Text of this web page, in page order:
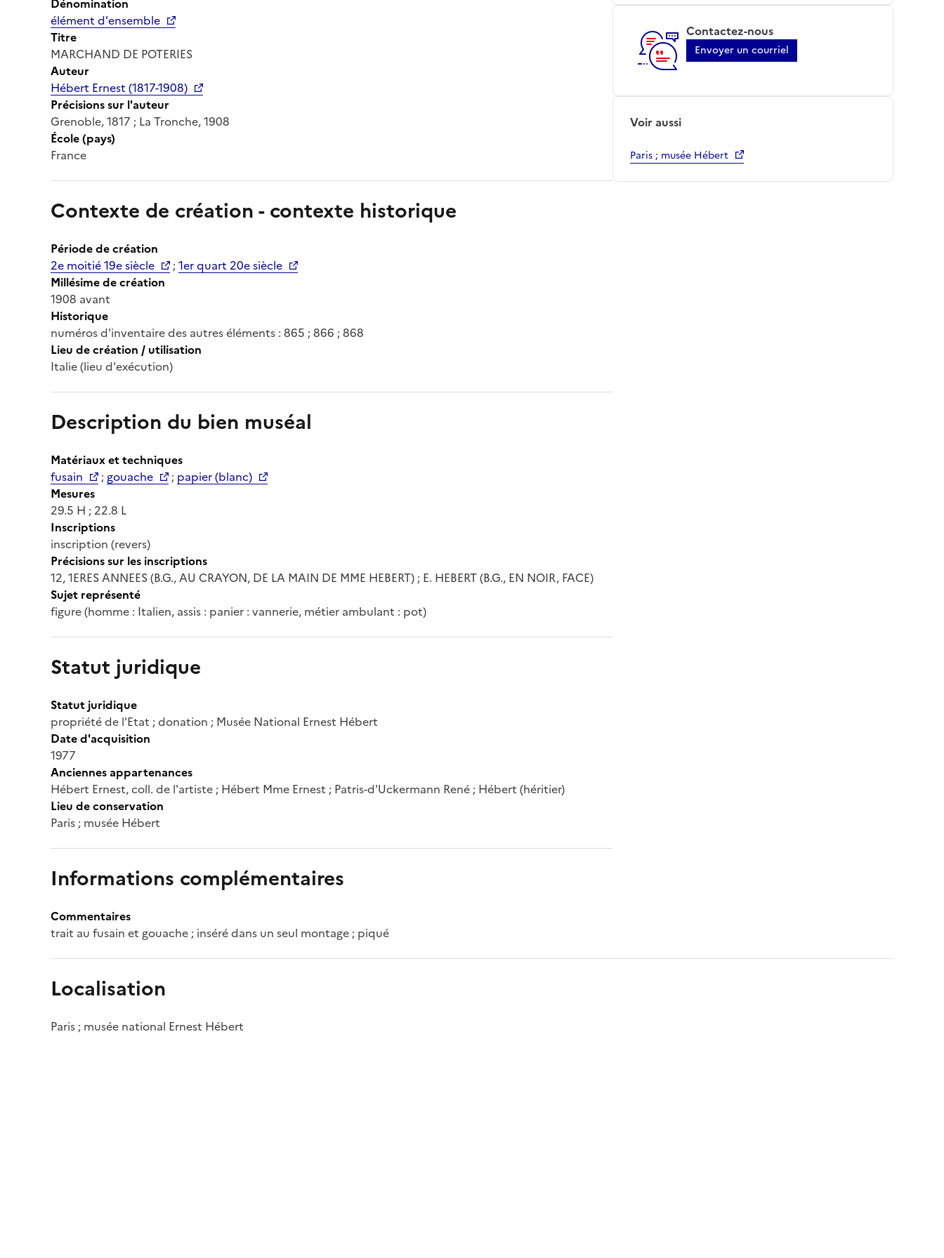
élément d'ensemble
Titre
MARCHAND DE POTERIES
Auteur
Hébert Ernest (1817-1908)
Précisions sur l'auteur
Grenoble, 1817 ; La Tronche, 1908
École (pays)
France
Contexte de création - contexte historique
Période de création
2e moitié 19e siècle
;1er quart 20e siècle
Millésime de création
1908 avant
Historique
numéros d'inventaire des autres éléments : 865 ; 866 ; 868
Lieu de création / utilisation
Italie (lieu d'exécution)
Description du bien muséal
Matériaux et techniques
fusain
; gouache ; papier (blanc)
Mesures
29.5 H ; 22.8 L
Inscriptions
inscription (revers)
Précisions sur les inscriptions
12, 1ERES ANNEES (B.G., AU CRAYON, DE LA MAIN DE MME HEBERT) ; E. HEBERT (B.G., EN NOIR, FACE)
Sujet représenté
figure (homme : Italien, assis : panier : vannerie, métier ambulant : pot)
Statut juridique
Statut juridique
propriété de l'Etat ; donation ; Musée National Ernest Hébert
Date d'acquisition
1977
Anciennes appartenances
Hébert Ernest, coll. de l'artiste ; Hébert Mme Ernest ; Patris-d'Uckermann René ; Hébert (héritier)
Lieu de conservation
Paris ; musée Hébert
Informations complémentaires
Commentaires
trait au fusain et gouache ; inséré dans un seul montage ; piqué
Contactez-nous
Envoyer un courriel
Voir aussi
Paris ; musée Hébert
Localisation
Paris ; musée national Ernest Hébert